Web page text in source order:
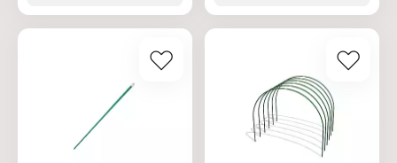
Количество: 6 шт
Цвет: зеленый